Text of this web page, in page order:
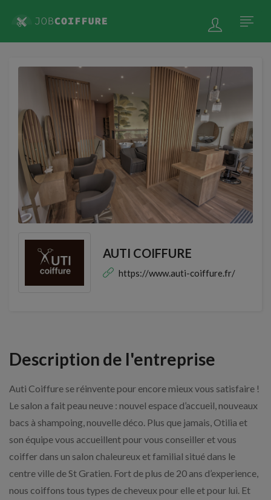
AUTI COIFFURE
https://www.auti-coiffure.fr/
Description de l'entreprise
Auti Coiffure se réinvente pour encore mieux vous satisfaire !
Le salon a fait peau neuve : nouvel espace d’accueil, nouveaux
bacs à shampoing, nouvelle déco. Plus que jamais, Otilia et
son équipe vous accueillent pour vous conseiller et vous
coiffer dans un salon chaleureux et familial situé dans le
centre ville de St Gratien. Fort de plus de 20 ans d’experience,
nous coiffons tous types de cheveux pour elle et pour lui. Et